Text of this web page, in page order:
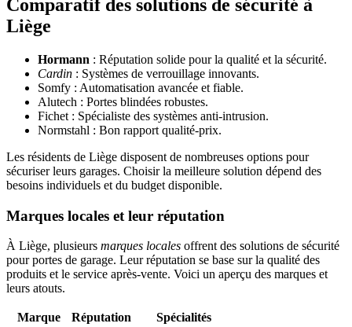
Comparatif des solutions de sécurité à
Liège
Hormann : Réputation solide pour la qualité et la sécurité.
Cardin : Systèmes de verrouillage innovants.
Somfy : Automatisation avancée et fiable.
Alutech : Portes blindées robustes.
Fichet : Spécialiste des systèmes anti-intrusion.
Normstahl : Bon rapport qualité-prix.
Les résidents de Liège disposent de nombreuses options pour
sécuriser leurs garages. Choisir la meilleure solution dépend des
besoins individuels et du budget disponible.
Marques locales et leur réputation
À Liège, plusieurs marques locales offrent des solutions de sécurité
pour portes de garage. Leur réputation se base sur la qualité des
produits et le service après-vente. Voici un aperçu des marques et
leurs atouts.
Marque Réputation
Spécialités